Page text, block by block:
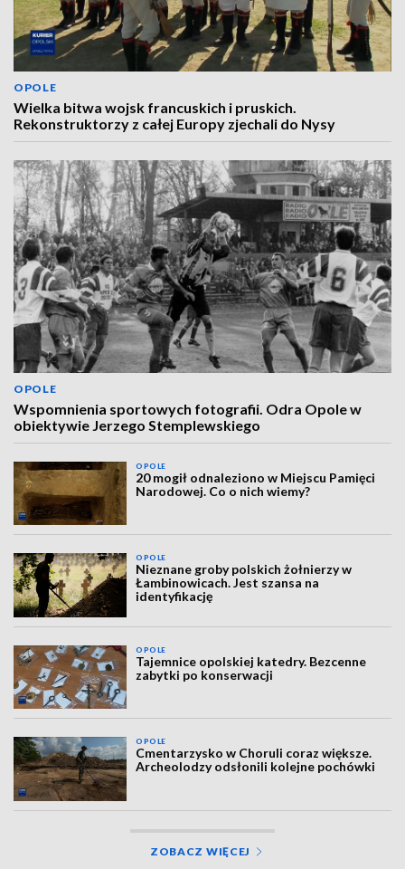
OPOLE
Wielka bitwa wojsk francuskich i pruskich.
Rekonstruktorzy z całej Europy zjechali do Nysy
OPOLE
Wspomnienia sportowych fotografii. Odra Opole w
obiektywie Jerzego Stemplewskiego
OPOLE
20 mogił odnaleziono w Miejscu Pamięci
Narodowej. Co o nich wiemy?
OPOLE
Nieznane groby polskich żołnierzy w
Łambinowicach. Jest szansa na
identyfikację
OPOLE
Tajemnice opolskiej katedry. Bezcenne
zabytki po konserwacji
OPOLE
Cmentarzysko w Choruli coraz większe.
Archeolodzy odsłonili kolejne pochówki
ZOBACZ WIĘCEJ